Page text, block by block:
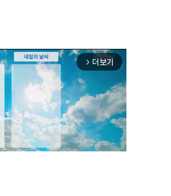
arrow_forward_ios 더보기